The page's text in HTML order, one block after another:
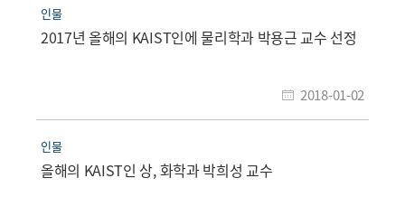
인물
2017년 올해의 KAIST인에 물리학과 박용근 교수 선정
2018-01-02
인물
올해의 KAIST인 상, 화학과 박희성 교수